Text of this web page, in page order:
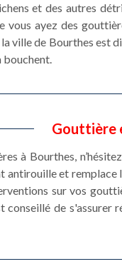
et des autres
vous ayez des
ville de Bourthes est
bouchent.
Gouttière
à Bourthes,
antirouille et
sur vos
conseillé de